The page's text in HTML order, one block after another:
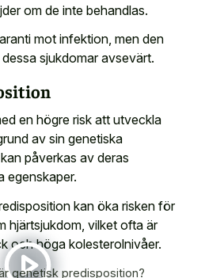
om de inte behandlas.
mot infektion, men den
sjukdomar avsevärt.
en högre risk att utveckla
av sin genetiska
påverkas av deras
egenskaper.
kan öka risken för
hjärtsjukdom, vilket ofta är
och höga kolesterolnivåer.
genetisk predisposition?